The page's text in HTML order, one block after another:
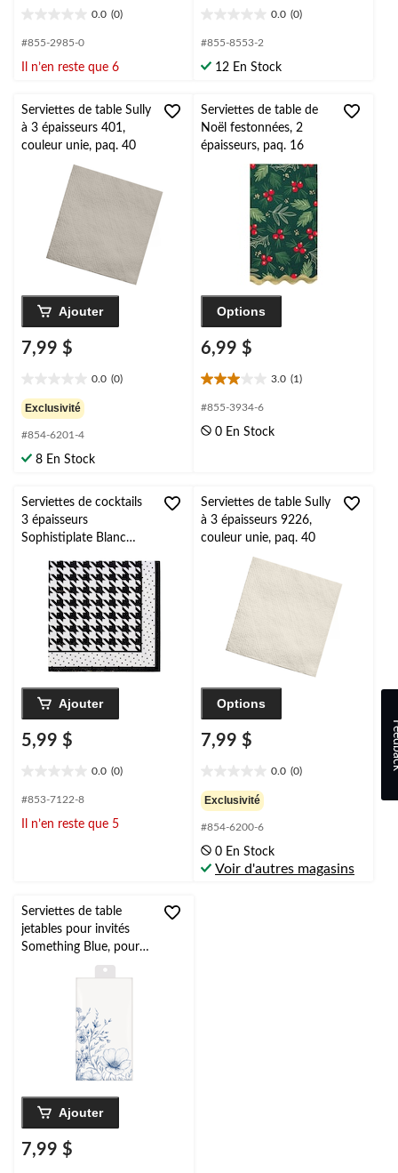
0.0 (0)
étoile(s)
5.
#855-2985-0
Il n’en reste que 6
0.0 (0)
étoile(s)
5.
#855-8553-2
12 En Stock
Serviettes de table Sully
à 3 épaisseurs 401,
couleur unie, paq. 40
Ajouter
7,99 $
0.0 (0)
étoile(s)
sur
5.
Exclusivité
#854-6201-4
8 En Stock
Serviettes de table de
Noël festonnées, 2
épaisseurs, paq. 16
Options
6,99 $
3.0 (1)
3.0
étoile(s)
5.
#855-3934-6
0 En Stock
Serviettes de cocktails
3 épaisseurs
Sophistiplate Blanc
Ajouter
5,99 $
0.0 (0)
étoile(s)
5.
#853-7122-8
Il n’en reste que 5
Serviettes de table Sully
à 3 épaisseurs 9226,
couleur unie, paq. 40
Options
7,99 $
0.0 (0)
étoile(s)
sur
5.
Exclusivité
#854-6200-6
0 En Stock
Voir d'autres magasins
Serviettes de table
jetables pour invités
Something Blue, pour
enterrement de vie de
motif floral, blanc et
bleu, paq. 12
Ajouter
7,99 $